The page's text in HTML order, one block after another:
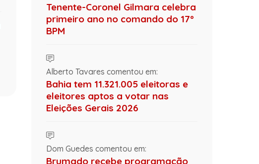
Tenente-Coronel Gilmara celebra
primeiro ano no comando do 17º
BPM
Alberto Tavares comentou em:
Bahia tem 11.321.005 eleitoras e
eleitores aptos a votar nas
Eleições Gerais 2026
Dom Guedes comentou em:
Brumado recebe programação